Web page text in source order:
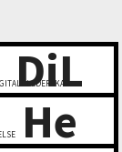
DiL
LEDERSKAP
He